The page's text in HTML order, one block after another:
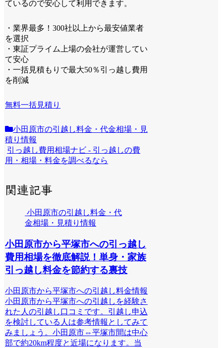
ているので安心して利用できます。
・業界最多！300社以上から最安値業者
を選択
・東証プライム上場の会社が運営してい
て安心
・一括見積もりで最大50％引っ越し費用
を削減
無料一括見積り
小田原市の引越し料金・代金相場・見
積り情報
引っ越し費用相場ナビ - 引っ越しの費
用・相場・料金を調べるなら
関連記事
小田原市の引越し料金・代
金相場・見積り情報
小田原市から平塚市への引っ越し
費用相場を徹底解説！単身・家族
引っ越し料金を節約する裏技
小田原市から平塚市への引越し料金情報
小田原市から平塚市への引越しを経験さ
れた人の引越し口コミです。引越し申込
を検討している人は参考情報としてみて
みましょう。小田原市⇔平塚市間は中心
部で約20km程度と近場になります。当